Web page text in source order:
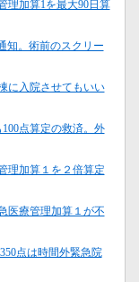
理加算1を最大90日算
知。術前のスクリー
に入院させてもいい
点算定の救済。外
理加算１を２倍算定
医療管理加算１が不
点は時間外緊急院